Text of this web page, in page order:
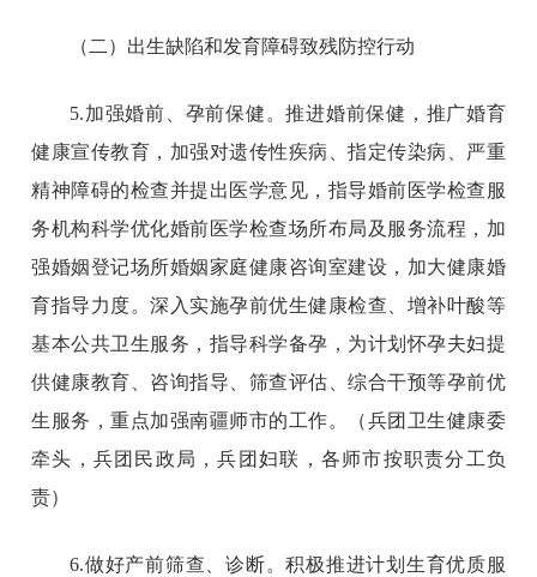
（二）出生缺陷和发育障碍致残防控行动
5.加强婚前、孕前保健。推进婚前保健，推广婚育
健康宣传教育，加强对遗传性疾病、指定传染病、严重
精神障碍的检查并提出医学意见，指导婚前医学检查服
务机构科学优化婚前医学检查场所布局及服务流程，加
强婚姻登记场所婚姻家庭健康咨询室建设，加大健康婚
育指导力度。深入实施孕前优生健康检查、增补叶酸等
基本公共卫生服务，指导科学备孕，为计划怀孕夫妇提
供健康教育、咨询指导、筛查评估、综合干预等孕前优
生服务，重点加强南疆师市的工作。（兵团卫生健康委
牵头，兵团民政局，兵团妇联，各师市按职责分工负
责）
6.做好产前筛查、诊断。积极推进计划生育优质服